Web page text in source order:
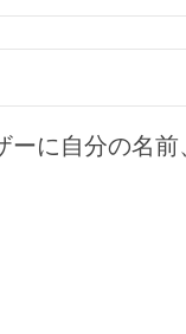
に自分の名